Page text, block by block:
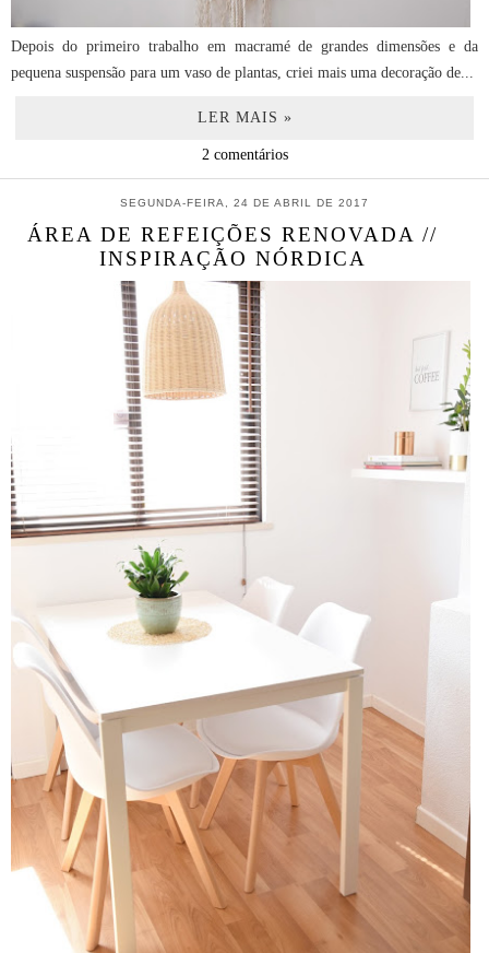
Depois do primeiro trabalho em macramé de grandes dimensões e da
pequena suspensão para um vaso de plantas, criei mais uma decoração de...
LER MAIS »
2 comentários
SEGUNDA-FEIRA, 24 DE ABRIL DE 2017
ÁREA DE REFEIÇÕES RENOVADA //
INSPIRAÇÃO NÓRDICA